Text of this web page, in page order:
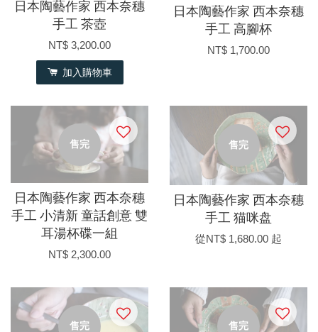
日本陶藝作家 西本奈穗
手工 茶壺
NT$ 3,200.00
加入購物車
日本陶藝作家 西本奈穗
手工 高腳杯
NT$ 1,700.00
售完
日本陶藝作家 西本奈穗
手工 小清新 童話創意 雙
耳湯杯碟一組
NT$ 2,300.00
售完
日本陶藝作家 西本奈穗
手工 猫咪盘
從NT$ 1,680.00 起
售完 售完